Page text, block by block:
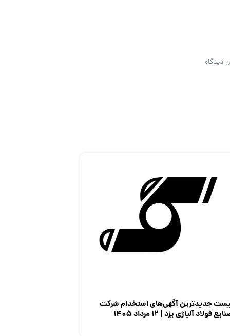
دیدگاه
جدیدترین آگهی‌های استخدام شرکت
فولاد آلیاژی یزد | ۱۲ مرداد ۱۴۰۵